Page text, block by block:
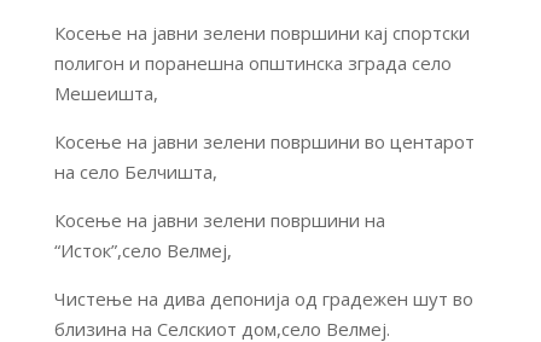
Косење на јавни зелени површини кај спортски
полигон и поранешна општинска зграда село
Мешеишта,
Косење на јавни зелени површини во центарот
на село Белчишта,
Косење на јавни зелени површини на
“Исток”,село Велмеј,
Чистење на дива депонија од градежен шут во
близина на Селскиот дом,село Велмеј.